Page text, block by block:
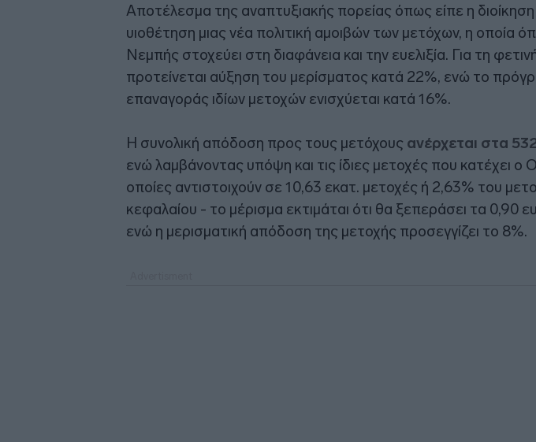
Αποτέλεσμα της αναπτυξιακής πορείας όπως είπε η διοίκηση
υιοθέτηση μιας νέα πολιτική αμοιβών των μετόχων, η οποία
Νεμπής στοχεύει στη διαφάνεια και την ευελιξία. Για τη
προτείνεται αύξηση του μερίσματος κατά 22%, ενώ το
επαναγοράς ιδίων μετοχών ενισχύεται κατά 16%.
Η συνολική απόδοση προς τους μετόχους ανέρχεται στα
ενώ λαμβάνοντας υπόψη και τις ίδιες μετοχές που κατέχει ο
οποίες αντιστοιχούν σε 10,63 εκατ. μετοχές ή 2,63% του
κεφαλαίου - το μέρισμα εκτιμάται ότι θα ξεπεράσει τα 0,90
ενώ η μερισματική απόδοση της μετοχής προσεγγίζει το 8%.